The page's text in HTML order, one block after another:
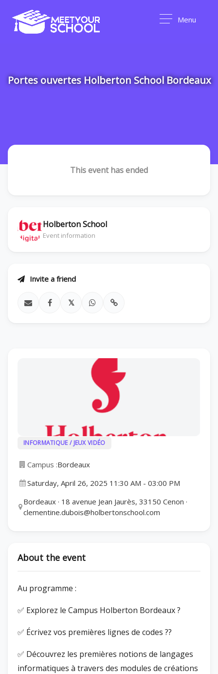
Menu
Portes ouvertes Holberton School Bordeaux
INFORMATIQUE / JEUX VIDÉO
Campus :Bordeaux
Saturday, April 26, 2025 11:30 AM - 03:00 PM
Bordeaux · 18 avenue Jean Jaurès, 33150 Cenon ·
clementine.dubois@holbertonschool.com
About the event
Au programme :
✅ Explorez le Campus Holberton Bordeaux ?
✅ Écrivez vos premières lignes de codes ??
✅ Découvrez les premières notions de langages
informatiques à travers des modules de créations
This event has ended
Holberton School
Event information
Invite a friend
𝕏